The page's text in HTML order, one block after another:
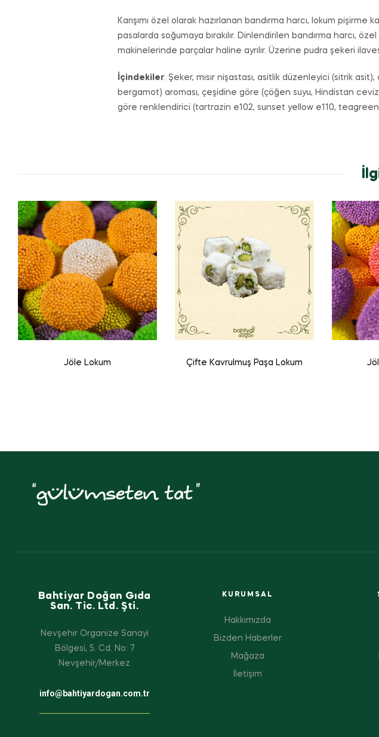
Karışımı özel olarak hazırlanan bandırma harcı, lokum pişirme
pasalarda soğumaya bırakılır. Dinlendirilen bandırma harcı,
makinelerinde parçalar haline ayrılır. Üzerine pudra şekeri
İçindekiler: Şeker, mısır nişastası, asitlik düzenleyici (sitrik
bergamot) aroması, çeşidine göre (çöğen suyu, Hindistan
göre renklendirici (tartrazin e102, sunset yellow e110,
Jöle Lokum Çifte Kavrulmuş Paşa Lokum
Bahtiyar Doğan Gıda
San. Tic. Ltd. Şti.
Nevşehir Organize Sanayi
Bölgesi, 5. Cd. No: 7
Nevşehir/Merkez
info@bahtiyardogan.com.tr
KURUMSAL
Hakkımızda
Bizden Haberler
Mağaza
İletişim